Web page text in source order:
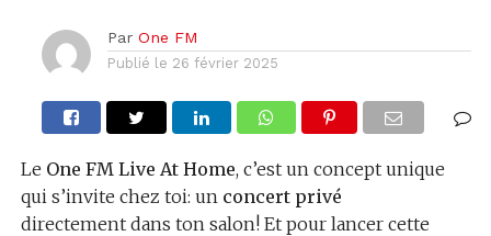
Par One FM
Publié le 26 février 2025
Le One FM Live At Home, c’est un concept unique
qui s’invite chez toi: un concert privé
directement dans ton salon! Et pour lancer cette